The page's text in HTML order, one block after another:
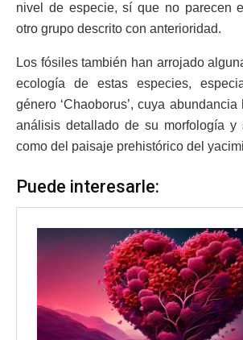
nivel de especie, sí que no parecen
otro grupo descrito con anterioridad.
Los fósiles también han arrojado
ecología de estas especies,
género ‘Chaoborus’, cuya
análisis detallado de su morfología y
como del paisaje prehistórico del
Puede interesarle: